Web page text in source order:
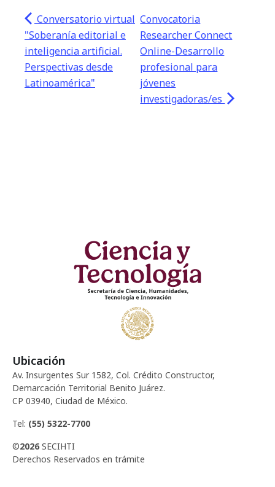
Conversatorio virtual
"Soberanía editorial e
inteligencia artificial.
Perspectivas desde
Latinoamérica"
Convocatoria
Researcher Connect
Online-Desarrollo
profesional para
jóvenes
investigadoras/es
Ubicación
Av. Insurgentes Sur 1582, Col. Crédito Constructor,
Demarcación Territorial Benito Juárez.
CP 03940, Ciudad de México.
Tel: (55) 5322-7700
©2026 SECIHTI
Derechos Reservados en trámite